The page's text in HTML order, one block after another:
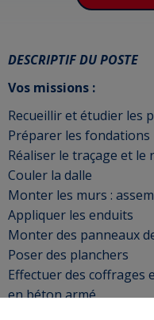
DESCRIPTIF DU POSTE
Vos missions :
Recueillir et étudier les
Préparer les fondations
Réaliser le traçage et le
Couler la dalle
Monter les murs :
Appliquer les enduits
Monter des panneaux
Poser des planchers
Effectuer des coffrages
en béton armé